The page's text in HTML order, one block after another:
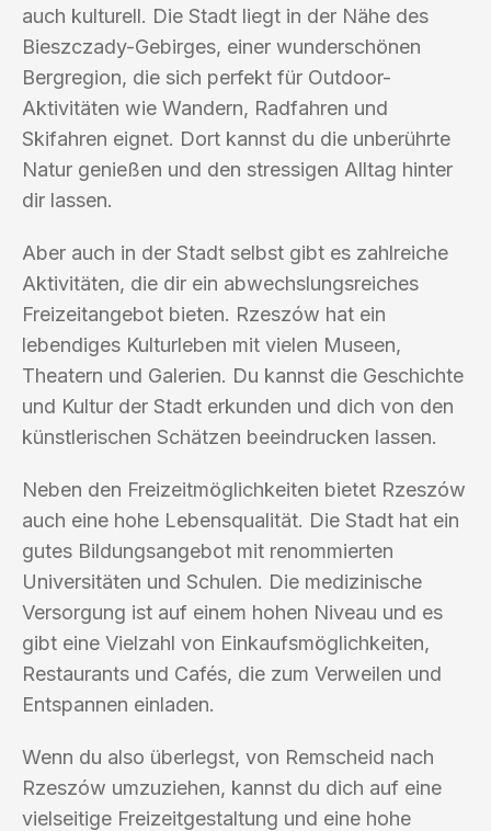
auch kulturell. Die Stadt liegt in der Nähe des
Bieszczady-Gebirges, einer wunderschönen
Bergregion, die sich perfekt für Outdoor-
Aktivitäten wie Wandern, Radfahren und
Skifahren eignet. Dort kannst du die unberührte
Natur genießen und den stressigen Alltag hinter
dir lassen.
Aber auch in der Stadt selbst gibt es zahlreiche
Aktivitäten, die dir ein abwechslungsreiches
Freizeitangebot bieten. Rzeszów hat ein
lebendiges Kulturleben mit vielen Museen,
Theatern und Galerien. Du kannst die Geschichte
und Kultur der Stadt erkunden und dich von den
künstlerischen Schätzen beeindrucken lassen.
Neben den Freizeitmöglichkeiten bietet Rzeszów
auch eine hohe Lebensqualität. Die Stadt hat ein
gutes Bildungsangebot mit renommierten
Universitäten und Schulen. Die medizinische
Versorgung ist auf einem hohen Niveau und es
gibt eine Vielzahl von Einkaufsmöglichkeiten,
Restaurants und Cafés, die zum Verweilen und
Entspannen einladen.
Wenn du also überlegst, von Remscheid nach
Rzeszów umzuziehen, kannst du dich auf eine
vielseitige Freizeitgestaltung und eine hohe